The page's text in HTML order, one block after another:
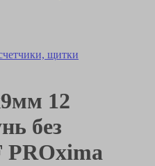
щитки
12
без
PROxima